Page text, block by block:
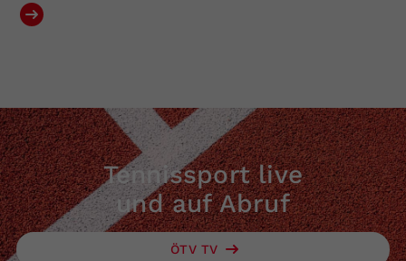
Tennissport live
und auf Abruf
ÖTV TV